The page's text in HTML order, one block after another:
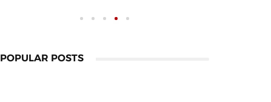
POPULAR POSTS